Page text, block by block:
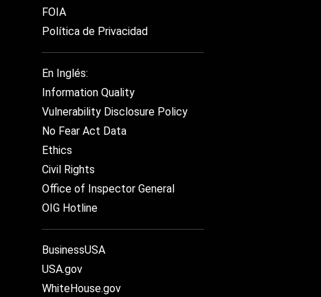
FOIA
Política de Privacidad
En Inglés:
Information Quality
Vulnerability Disclosure Policy
No Fear Act Data
Ethics
Civil Rights
Office of Inspector General
OIG Hotline
BusinessUSA
USA.gov
WhiteHouse.gov